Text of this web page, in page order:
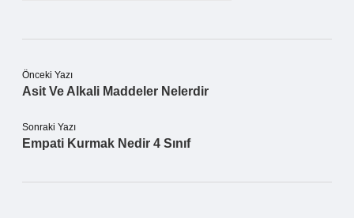
Önceki Yazı
Asit Ve Alkali Maddeler Nelerdir
Sonraki Yazı
Empati Kurmak Nedir 4 Sınıf